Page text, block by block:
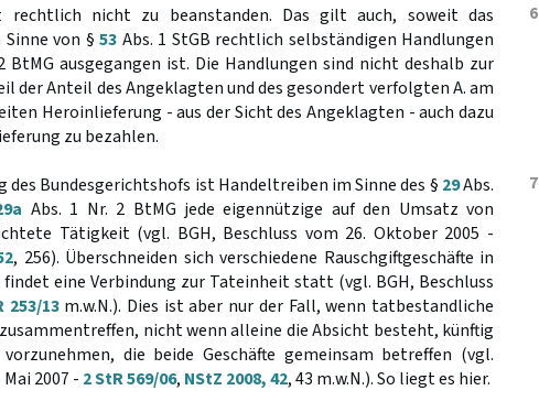
6
rechtlich nicht zu beanstanden. Das gilt auch, soweit das
von § 53 Abs. 1 StGB rechtlich selbständigen Handlungen
BtMG ausgegangen ist. Die Handlungen sind nicht deshalb zur
der Anteil des Angeklagten und des gesondert verfolgten A. am
Heroinlieferung - aus der Sicht des Angeklagten - auch dazu
zu bezahlen.
7
des Bundesgerichtshofs ist Handeltreiben im Sinne des § 29Abs.
Abs. 1 Nr. 2 BtMG jede eigennützige auf den Umsatz von
Tätigkeit (vgl. BGH, Beschluss vom 26. Oktober 2005 -
, 256). Überschneiden sich verschiedene Rauschgiftgeschäfte in
eine Verbindung zur Tateinheit statt (vgl. BGH, Beschluss
253/13m.w.N.). Dies ist aber nur der Fall, wenn tatbestandliche
nicht wenn alleine die Absicht besteht, künftig
vorzunehmen, die beide Geschäfte gemeinsam betreffen (vgl.
2007 - 2 StR 569/06, NStZ 2008, 42, 43 m.w.N.). So liegt es hier.